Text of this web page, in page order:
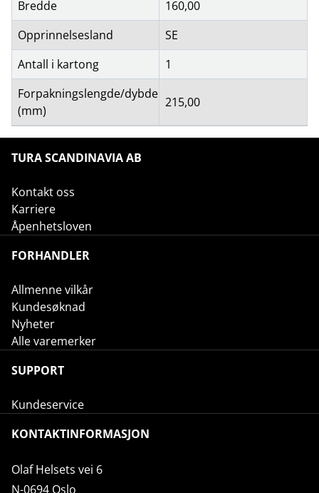
Bredde
160,00
Opprinnelsesland
SE
Antall i kartong
1
Forpakningslengde/dybde
(mm)
215,00
TURA SCANDINAVIA AB
Kontakt oss
Karriere
Åpenhetsloven
FORHANDLER
Allmenne vilkår
Kundesøknad
Nyheter
Alle varemerker
SUPPORT
Kundeservice
KONTAKTINFORMASJON
Olaf Helsets vei 6
N-0694 Oslo